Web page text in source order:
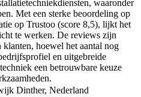
waaronder
Met een sterke beoordeling op
op Trustoo (score 8,5), lijkt het
te werken. De reviews zijn
hoewel het aantal nog
en uitgebreide
een betrouwbare keuze
Dinther, Nederland